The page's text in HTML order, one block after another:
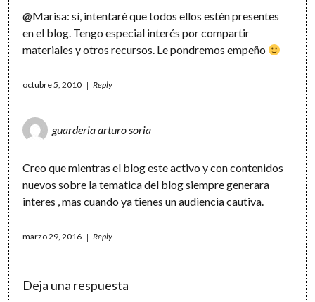
@Marisa: sí, intentaré que todos ellos estén presentes
en el blog. Tengo especial interés por compartir
materiales y otros recursos. Le pondremos empeño
octubre 5, 2010 Reply
guarderia arturo soria
Creo que mientras el blog este activo y con contenidos
nuevos sobre la tematica del blog siempre generara
interes , mas cuando ya tienes un audiencia cautiva.
marzo 29, 2016 Reply
Deja una respuesta